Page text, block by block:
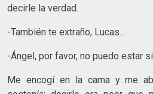
decirle la verdad.
-También te extraño, Lucas…
-Ángel, por favor, no puedo estar
Me encogí en la cama y me